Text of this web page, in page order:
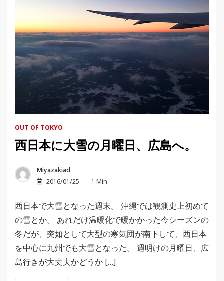
OUT OF TOKYO
西日本に大雪の月曜日、広島へ。
Miyazakiad
2016/01/25
1 Min
西日本で大雪となった週末。 沖縄では観測史上初めて
の雪とか。 あれだけ温暖化で暖かかった今シーズンの
冬だが、突如として大型の寒気団が南下して、西日本
を中心に九州でも大雪となった。 週明けの月曜日、広
島行きが大丈夫かどうか […]